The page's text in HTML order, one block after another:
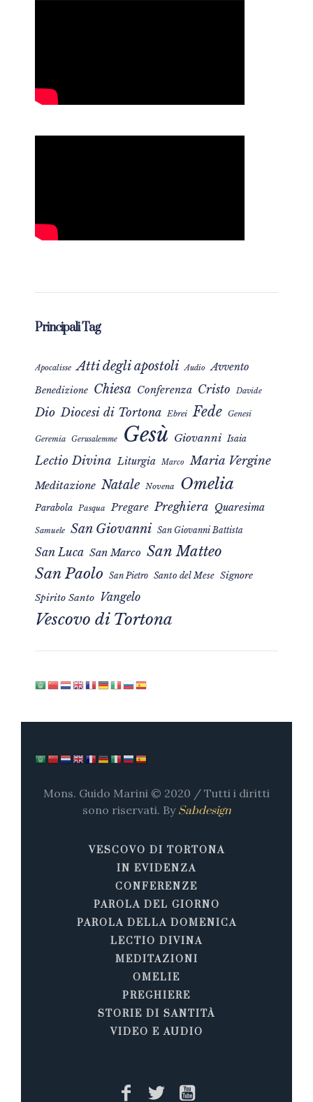
Principali Tag
Apocalisse Atti degli apostoli Audio Avvento
Benedizione Chiesa Conferenza Cristo Davide
Dio Diocesi di Tortona Ebrei Fede Genesi
Geremia Gerusalemme Gesù Giovanni Isaia
Lectio Divina Liturgia Marco Maria Vergine
Meditazione Natale Novena Omelia
Parabola Pasqua Pregare Preghiera Quaresima
Samuele San Giovanni San Giovanni Battista
San Luca San Marco San Matteo
San Paolo San Pietro Santo del Mese Signore
Spirito Santo Vangelo
Vescovo di Tortona
Mons. Guido Marini © 2020 / Tutti i diritti
sono riservati. By Sabdesign
VESCOVO DI TORTONA
IN EVIDENZA
CONFERENZE
PAROLA DEL GIORNO
PAROLA DELLA DOMENICA
LECTIO DIVINA
MEDITAZIONI
OMELIE
PREGHIERE
STORIE DI SANTITÀ
VIDEO E AUDIO